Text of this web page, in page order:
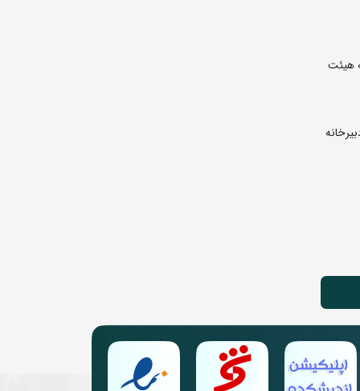
به آمار شرکت کنندگان و مدیریت برگزاری مسابقات ارسال لیست در رشته آزاد تا تاریخ 1405/04/20 به هیئت
ثبت نام به دبیرخانه